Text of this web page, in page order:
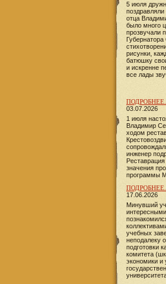
5 июля
отца
было много
прозвучали
рисунки,
батюшку
и искренне
все лады
ПОДРОБНЕЕ...
03.07.2026
1 июля
Владимир
ходом
инженер
значения
программы
ПОДРОБНЕЕ...
17.06.2026
​​​​​​Минувший
учебных
неподалеку
подготовки
комитета
экономики и